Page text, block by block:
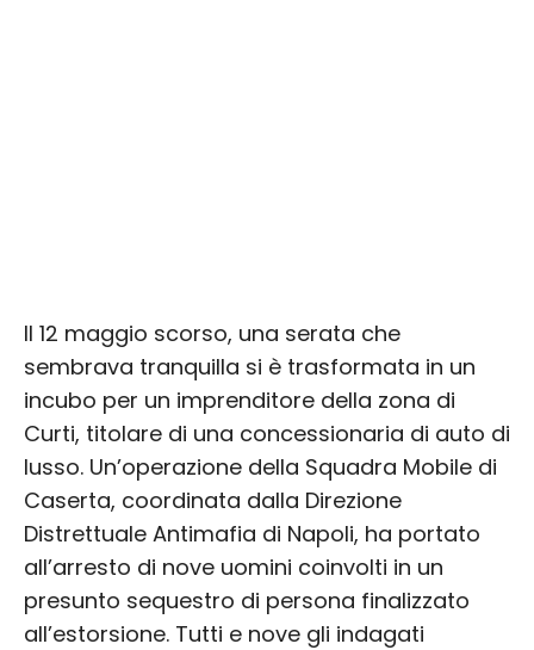
Il 12 maggio scorso, una serata che
sembrava tranquilla si è trasformata in un
incubo per un imprenditore della zona di
Curti, titolare di una concessionaria di auto di
lusso. Un’operazione della Squadra Mobile di
Caserta, coordinata dalla Direzione
Distrettuale Antimafia di Napoli, ha portato
all’arresto di nove uomini coinvolti in un
presunto sequestro di persona finalizzato
all’estorsione. Tutti e nove gli indagati